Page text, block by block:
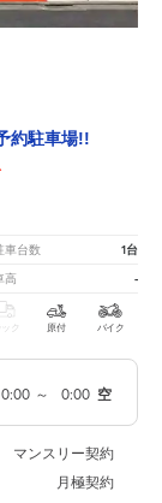
約駐車場!!
車台数 1台
高 -
ック 原付 バイク
0:00 ～ 0:00 空
マンスリー契約
月極契約